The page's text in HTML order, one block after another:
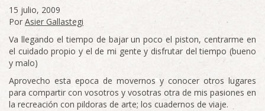
15 julio, 2009
Por Asier Gallastegi
Va llegando el tiempo de bajar un poco el piston, centrarme en
el cuidado propio y el de mi gente y disfrutar del tiempo (bueno
y malo)
Aprovecho esta epoca de movernos y conocer otros lugares
para compartir con vosotros y vosotras otra de mis pasiones en
la recreación con pildoras de arte; los cuadernos de viaje.